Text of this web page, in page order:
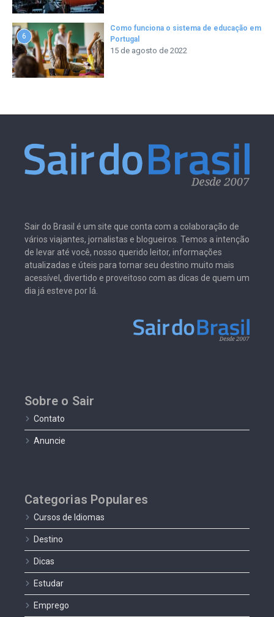
6
Como funciona o sistema de educação em
Portugal
15 de agosto de 2022
Sair do Brasil é um site que conta com a colaboração de
vários viajantes, jornalistas e blogueiros. Temos a intenção
de levar até você, nosso querido leitor, informações
atualizadas e úteis para tornar seu destino muito mais
acessível, divertido e proveitoso com as dicas de quem um
dia já esteve por lá.
Sobre o Sair
Contato
Anuncie
Categorias Populares
Cursos de Idiomas
Destino
Dicas
Estudar
Emprego